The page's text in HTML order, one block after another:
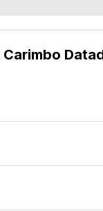
e precisa.
enquanto